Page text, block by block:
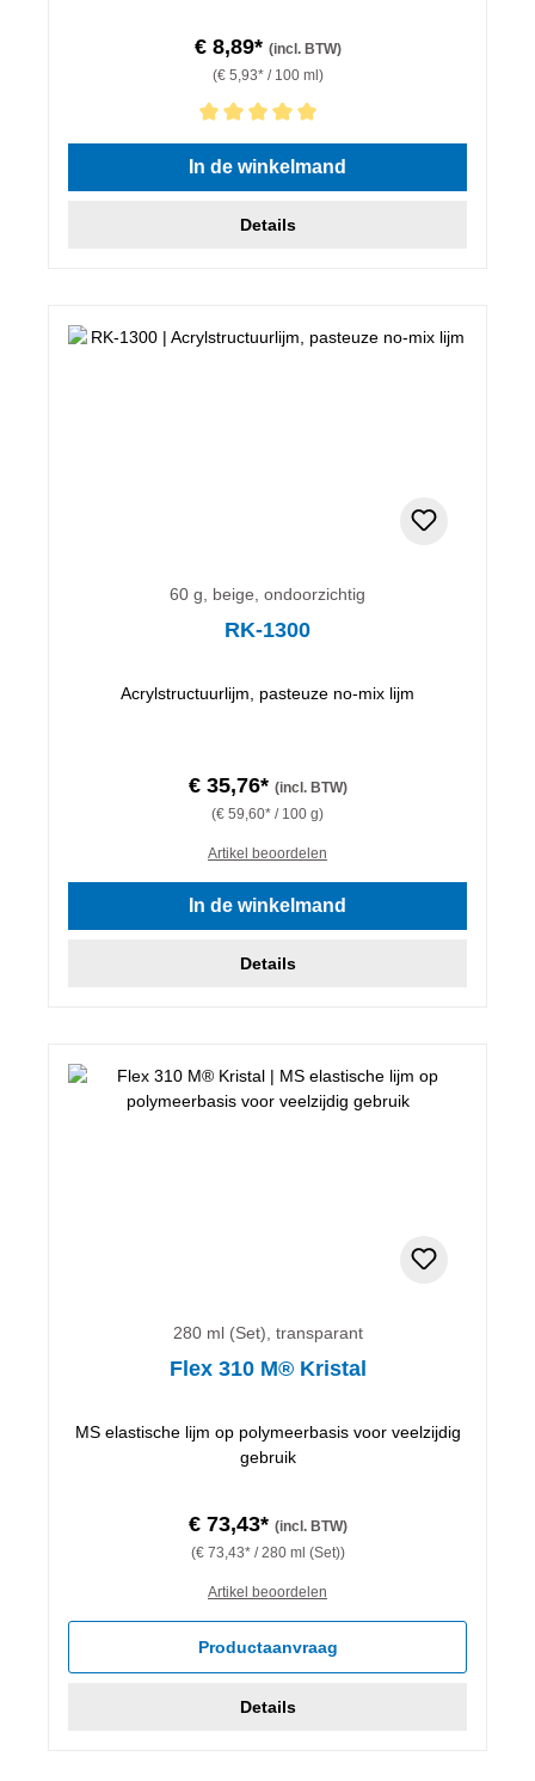
€ 8,89* (incl. BTW)
(€ 5,93* / 100 ml)
Gemiddelde waardering van 5 van 5 sterren
In de winkelmand
Details
60 g, beige, ondoorzichtig
RK-1300
Acrylstructuurlijm, pasteuze no-mix lijm
€ 35,76* (incl. BTW)
(€ 59,60* / 100 g)
Artikel beoordelen
In de winkelmand
Details
280 ml (Set), transparant
Flex 310 M® Kristal
MS elastische lijm op polymeerbasis voor veelzijdig
gebruik
€ 73,43* (incl. BTW)
(€ 73,43* / 280 ml (Set))
Artikel beoordelen
Productaanvraag
Details